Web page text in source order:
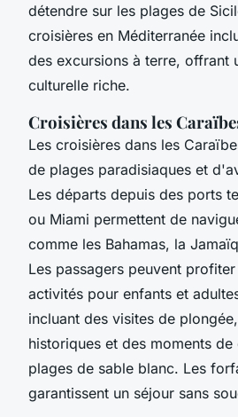
détendre sur les plages de
croisières en Méditerranée
des excursions à terre, offrant
culturelle riche.
Croisières dans les
Les croisières dans les
de plages paradisiaques et
Les départs depuis des ports
ou Miami permettent de
comme les Bahamas, la
Les passagers peuvent
activités pour enfants et
incluant des visites de
historiques et des moments de
plages de sable blanc. Les
garantissent un séjour sans